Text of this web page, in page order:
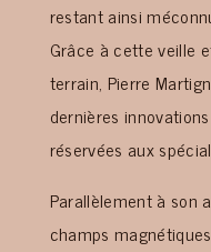
restant ainsi
Grâce à cette veille
terrain, Pierre
dernières
réservées aux
Parallèlement à son
champs